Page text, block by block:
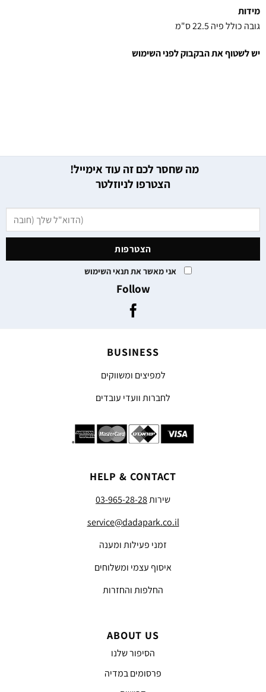
מידות
גובה כולל פיה 22.5 ס"מ
יש לשטוף את הבקבוק לפני השימוש
מה שחסר לכם זה עוד אימייל!
הצטרפו לניוזלטר
אני מאשר את תנאי השימוש
Follow
BUSINESS
למפיצים ומשווקים
לחברות וועדי עובדים
HELP & CONTACT
שירות03-965-28-28
service@dadapark.co.il
זמני פעילות ומענה
איסוף עצמי ומשלוחים
החלפות והחזרות
ABOUT US
הסיפור שלנו
פרסומים במדיה